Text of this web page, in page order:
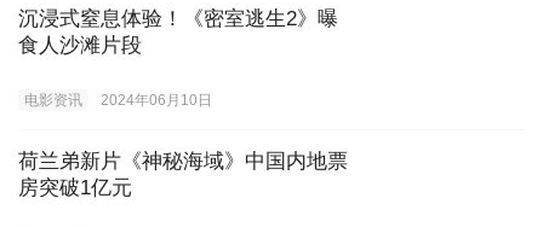
沉浸式窒息体验！《密室逃生2》曝
食人沙滩片段
电影资讯 2024年06月10日
荷兰弟新片《神秘海域》中国内地票
房突破1亿元